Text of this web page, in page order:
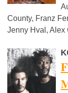
County, Franz
Jenny Hval, Alex